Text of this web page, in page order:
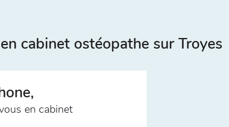
cabinet ostéopathe sur Troyes
en cabinet